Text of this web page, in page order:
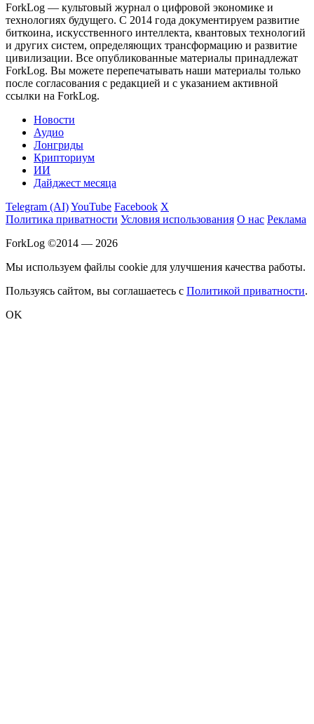
ForkLog — культовый журнал о цифровой экономике и
технологиях будущего. С 2014 года документируем развитие
биткоина, искусственного интеллекта, квантовых технологий
и других систем, определяющих трансформацию и развитие
цивилизации. Все опубликованные материалы принадлежат
ForkLog. Вы можете перепечатывать наши материалы только
после согласования с редакцией и с указанием активной
ссылки на ForkLog.
Новости
Аудио
Лонгриды
Крипториум
ИИ
Дайджест месяца
Telegram (AI)YouTube Facebook X
Политика приватности Условия использования О нас Реклама
ForkLog ©2014 — 2026
Мы используем файлы cookie для улучшения качества работы.
Пользуясь сайтом, вы соглашаетесь с Политикой приватности.
OK